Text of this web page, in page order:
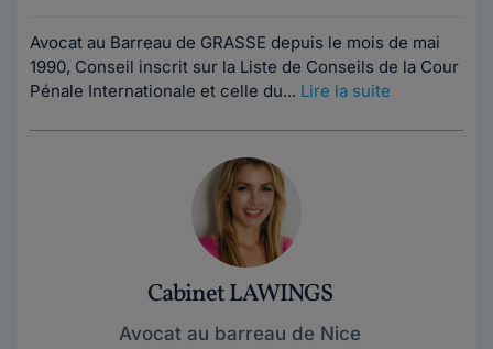
Avocat au Barreau de GRASSE depuis le mois de mai
1990, Conseil inscrit sur la Liste de Conseils de la Cour
Pénale Internationale et celle du... Lire la suite
Cabinet LAWINGS
Avocat au barreau de Nice